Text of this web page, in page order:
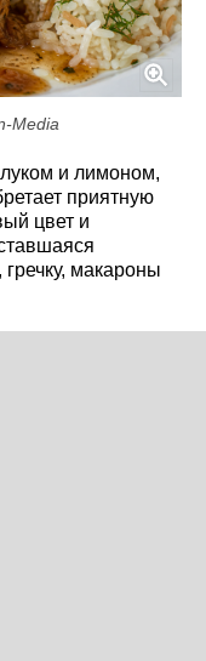
Media
и лимоном,
приятную
цвет и
макароны